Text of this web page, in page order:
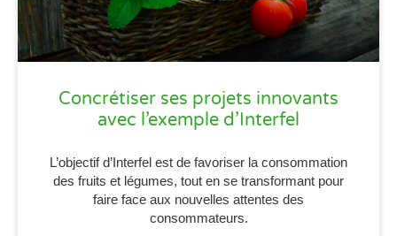
Concrétiser ses projets innovants
avec l’exemple d’Interfel
L’objectif d’Interfel est de favoriser la consommation
des fruits et légumes, tout en se transformant pour
faire face aux nouvelles attentes des
consommateurs.